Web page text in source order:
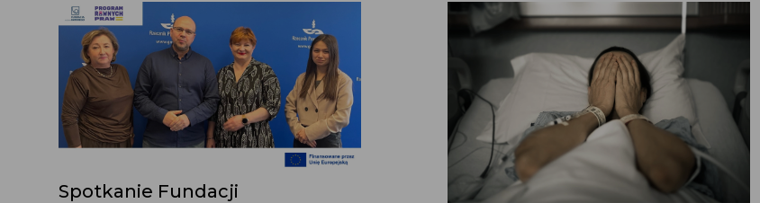
Spotkanie Fundacji